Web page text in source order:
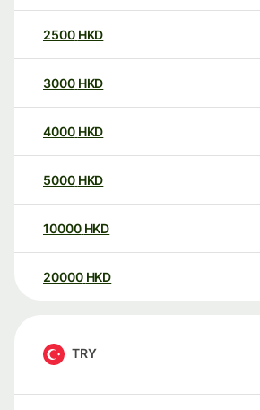
2500 HKD
3000 HKD
4000 HKD
5000 HKD
10000 HKD
20000 HKD
TRY